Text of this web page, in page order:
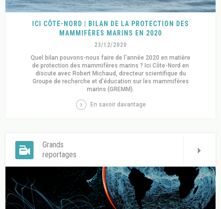
ICI CÔTE-NORD | BILAN DE LA PROTECTION DES
MAMMIFÈRES MARINS EN 2020
23/12/2020
Quel bilan pouvons-nous faire de l'année 2020 en matière
de protection des mammifères marins ? Ici Côte-Nord en
discute avec Robert Michaud, directeur scientifique du
Groupe de recherche et d'éducation sur les mammifères
marins (GREMM).
En savoir davantage
Grands
reportages